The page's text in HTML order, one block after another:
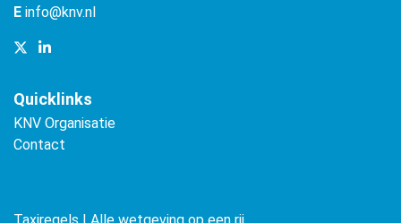
E info@knv.nl
Quicklinks
KNV Organisatie
Contact